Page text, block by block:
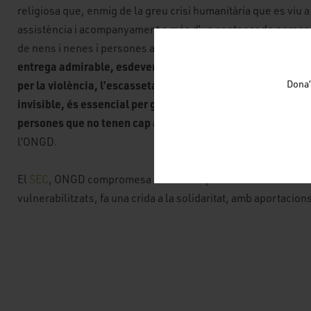
religiosa que, enmig de la greu crisi humanitària que es viu
assistència i acompanyament a més d’un centenar de
de nens i nenes i persones amb diversitat funcional.
entrega admirable, esdevenen un refugi d’humanitat i
per la violència, l’escassetat de recursos i l’oblit
invisible, és essencial per garantir la supervivència i la
persones que no tenen cap altra xarxa de suport
”,
l’ONGD.
El SEC, ONGD compromesa amb la cooperació sanitària i el
vulnerabilitzats, fa una crida a la solidaritat, amb